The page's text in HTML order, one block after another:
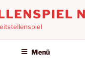
Menü